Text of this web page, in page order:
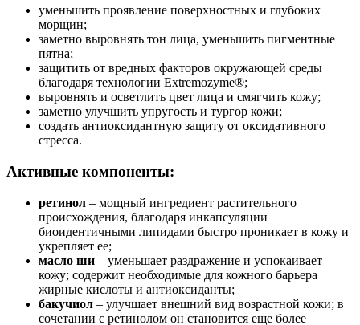
уменьшить проявление поверхностных и глубоких
морщин;
заметно выровнять тон лица, уменьшить пигментные
пятна;
защитить от вредных факторов окружающей среды
благодаря технологии Extremozyme®;
выровнять и осветлить цвет лица и смягчить кожу;
заметно улучшить упругость и тургор кожи;
создать антиоксидантную защиту от оксидативного
стресса.
Активные компоненты:
ретинол – мощный ингредиент растительного
происхождения, благодаря инкапсуляции
биоидентичными липидами быстро проникает в кожу и
укрепляет ее;
масло ши – уменьшает раздражение и успокаивает
кожу; содержит необходимые для кожного барьера
жирные кислоты и антиоксиданты;
бакучиол – улучшает внешний вид возрастной кожи; в
сочетании с ретинолом он становится еще более